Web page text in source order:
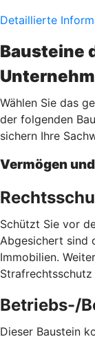
Detaillierte
Bausteine
Wählen Sie das
der folgenden
sichern Ihre
Vermögen
Schützt Sie vor
Abgesichert sind
Immobilien.
Betriebs-/
Dieser Baustein